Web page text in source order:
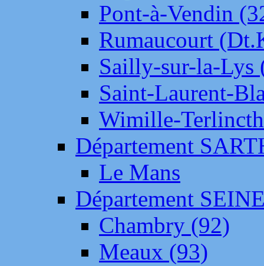
Pont-à-Vendin
Rumaucourt
Sailly-sur-la-Lys
Saint-Laurent-
Wimille-
Département
Le Mans
Département
Chambry (92)
Meaux (93)